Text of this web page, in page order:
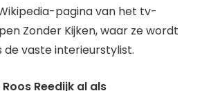
pagina van het tv-
Zonder Kijken, waar ze wordt
vaste interieurstylist.
Reedijk al als